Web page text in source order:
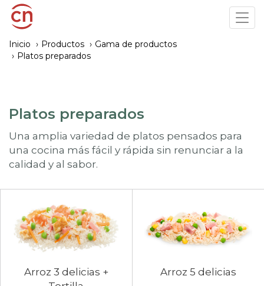
Pasar
principal
Inicio Productos
Gama de productos
Platos preparados
Platos preparados
Una amplia variedad de platos pensados para
una cocina más fácil y rápida sin renunciar a la
calidad y al sabor.
Arroz 3 delicias +
Arroz 5 delicias